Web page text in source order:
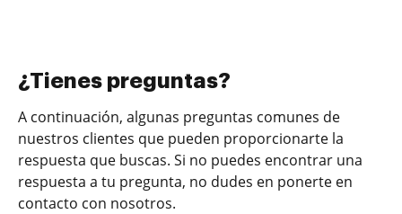
¿Tienes preguntas?
A continuación, algunas preguntas comunes de
nuestros clientes que pueden proporcionarte la
respuesta que buscas. Si no puedes encontrar una
respuesta a tu pregunta, no dudes en ponerte en
contacto con nosotros.